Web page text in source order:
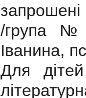
/група №
Іванина,
Для